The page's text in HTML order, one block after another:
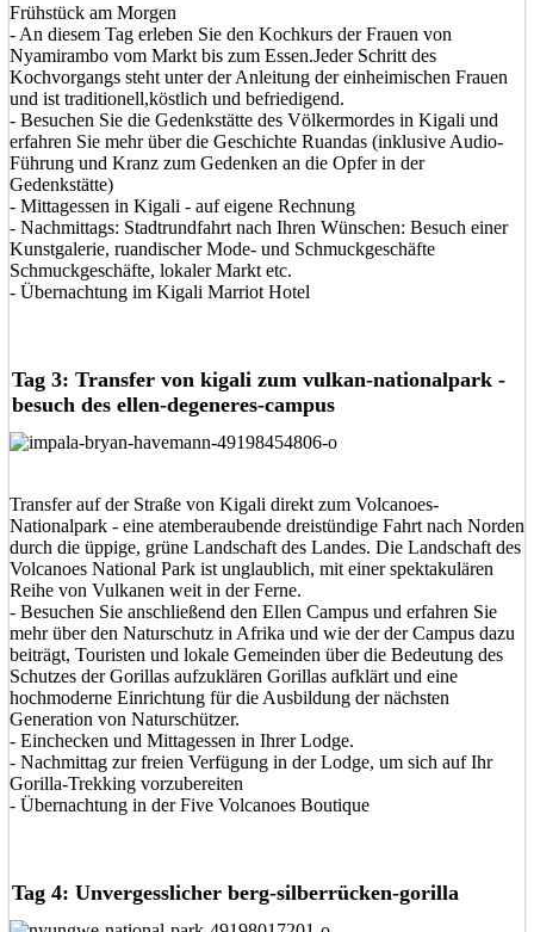
Frühstück am Morgen
- An diesem Tag erleben Sie den Kochkurs der Frauen von
Nyamirambo vom Markt bis zum Essen.Jeder Schritt des
Kochvorgangs steht unter der Anleitung der einheimischen Frauen
und ist traditionell,köstlich und befriedigend.
- Besuchen Sie die Gedenkstätte des Völkermordes in Kigali und
erfahren Sie mehr über die Geschichte Ruandas (inklusive Audio-
Führung und Kranz zum Gedenken an die Opfer in der
Gedenkstätte)
- Mittagessen in Kigali - auf eigene Rechnung
- Nachmittags: Stadtrundfahrt nach Ihren Wünschen: Besuch einer
Kunstgalerie, ruandischer Mode- und Schmuckgeschäfte
Schmuckgeschäfte, lokaler Markt etc.
- Übernachtung im Kigali Marriot Hotel
Tag 3: Transfer von kigali zum vulkan-nationalpark -
besuch des ellen-degeneres-campus
Transfer auf der Straße von Kigali direkt zum Volcanoes-
Nationalpark - eine atemberaubende dreistündige Fahrt nach Norden
durch die üppige, grüne Landschaft des Landes. Die Landschaft des
Volcanoes National Park ist unglaublich, mit einer spektakulären
Reihe von Vulkanen weit in der Ferne.
- Besuchen Sie anschließend den Ellen Campus und erfahren Sie
mehr über den Naturschutz in Afrika und wie der der Campus dazu
beiträgt, Touristen und lokale Gemeinden über die Bedeutung des
Schutzes der Gorillas aufzuklären Gorillas aufklärt und eine
hochmoderne Einrichtung für die Ausbildung der nächsten
Generation von Naturschützer.
- Einchecken und Mittagessen in Ihrer Lodge.
- Nachmittag zur freien Verfügung in der Lodge, um sich auf Ihr
Gorilla-Trekking vorzubereiten
- Übernachtung in der Five Volcanoes Boutique
Tag 4: Unvergesslicher berg-silberrücken-gorilla